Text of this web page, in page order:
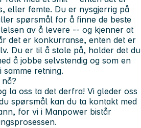
eller femte. Du er nysgjerrig på
spørsmål for å finne de beste
av å levere -- og kjenner at
det er konkurranse, enten det er
Du er til å stole på, holder det du
å jobbe selvstendig og som en
retning.
la oss ta det derfra! Vi gleder oss
spørsmål kan du ta kontakt med
for vi i Manpower bistår